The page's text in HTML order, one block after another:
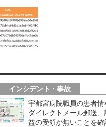
インシデント・事故
宇都宮病院職員の患者
ダイレクトメール郵送
益の受領が無いことを確